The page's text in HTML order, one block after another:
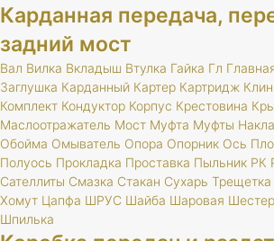
Карданная передача,
задний мост
Вал Вилка Вкладыш Втулка Гайка Гл
Заглушка Карданный Картер Картридж Клин
Комплект Кондуктор Корпус Крестовина
Маслоотражатель Мост Муфта Муфты
Обойма Омыватель Опора Опорник Ось
Полуось Прокладка Проставка Пыльник РК
Сателлиты Смазка Стакан Сухарь Трещетка
Хомут Цапфа ШРУС Шайба Шаровая
Шпилька